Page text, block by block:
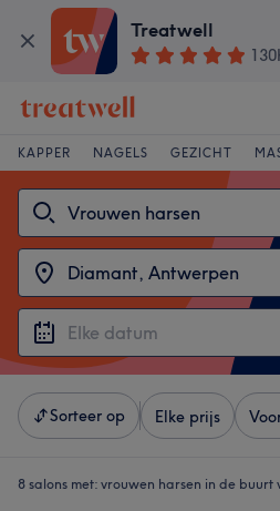
Treatwell
KAPPER NAGELS GEZICHT
Sorteer op Elke prijs
8 salons met: vrouwen harsen in de buurt